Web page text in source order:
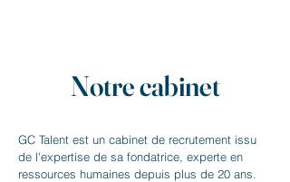
Notre cabinet
GC Talent est un cabinet de recrutement issu
de l'expertise de sa fondatrice, experte en
ressources humaines depuis plus de 20 ans.